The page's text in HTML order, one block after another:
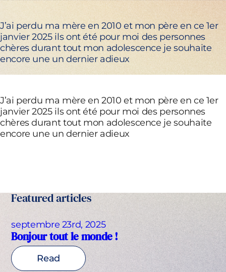
J’ai perdu ma mère en 2010 et mon père en ce 1er
janvier 2025 ils ont été pour moi des personnes
chères durant tout mon adolescence je souhaite
encore une un dernier adieux
J’ai perdu ma mère en 2010 et mon père en ce 1er
janvier 2025 ils ont été pour moi des personnes
chères durant tout mon adolescence je souhaite
encore une un dernier adieux
Featured articles
septembre 23rd, 2025
Bonjour tout le monde !
Read